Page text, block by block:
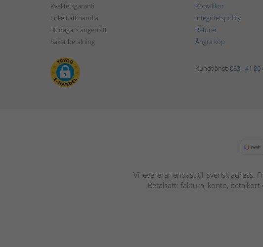
Kvalitetsgaranti
Enkelt att handla
30 dagars ångerrätt
Säker betalning
Köpvillkor
Integritetspolicy
Returer
Ångra köp
Kundtjänst: 033 - 41 80
Vi levererar endast till svensk adress.
Betalsätt: faktura, konto, betalkort